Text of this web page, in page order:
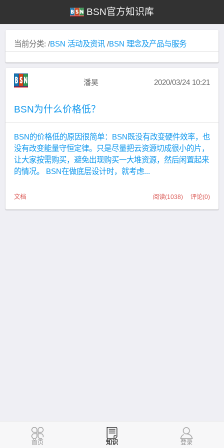
BSN官方知识库
首页 知识 登录
当前分类: /BSN 活动及资讯/BSN 理念及产品与服务
潘昊 2020/03/24 10:21
BSN为什么价格低？
BSN的价格低的原因很简单：BSN既没有改变硬件效率，也
没有改变能量守恒定律。只是尽量把云资源切成很小的片，
让大家按需购买，避免出现购买一大堆资源，然后闲置起来
的情况。 BSN在做底层设计时，就考虑...
文档 阅读(1038) 评论(0)